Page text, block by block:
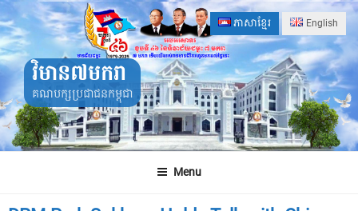
Skip
to
content
ភាសាខ្មែរ English
វិមាន៧មករា
គណបក្សប្រជាជនកម្ពុជា
Menu